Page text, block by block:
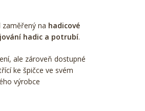
zaměřený na hadicové
hadic a potrubí.
ale zároveň dostupné
ke špičce ve svém
výrobce